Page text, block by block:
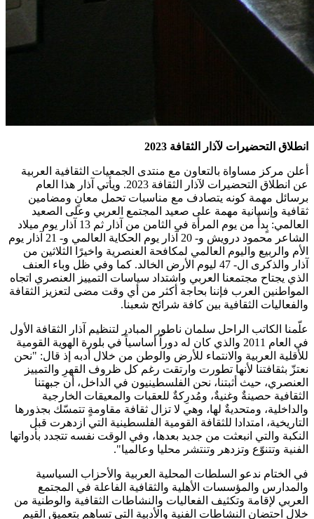
انطلاق التحضيرات لآذار الثقافة 2023
أعلن مركز مساواة بالتعاون مع منتدى الجمعيات الثقافية العربية
عن انطلاق التحضيرات لآذار الثقافة 2023. ويأتي آذار هذا العام
برسائل مهمة كونه يتصادف مع مناسبات تحمل معانٍ ومضامين
ثقافية وإنسانية مهمة على صعيد المجتمع العربي وعلى الصعيد
العالمي: بٍدأً من يوم المرأة في الثامن من آذار ثم 13 آذار يوم ميلاد
الشاعر محمود درويش و- 20 آذار يوم الحكاية العالمي و- 21 آذار يوم
الأم والربيع واليوم العالمي لمكافحة العنصرية واخيرًا الثلاثين من
آذار والذكرى ال- 47 ليوم الأرض الخالد. كما وفي ظل وباء العنف
الذي يجتاح مجتمعنا العربي واشتداد سياسات التمييز العنصري اتجاه
المواطنين العرب فإننا بحاجة أكثر من أي وقت مضى لتعزيز الثقافة
والفعاليات الثقافية بين كافة شرائح شعبنا.
علّمنا الكاتب الراحل سلمان ناطور المبادر لتنظيم آذار الثقافة الأول
في العام 2011 والذي كان له دوراً أساسياً في بلورة الهوية القومية
للأقلية العربية والانتماء للأرض والوطن من خلال أدبه إذ قال: "نحن
نعتزّ بثقافتنا لأنها تطورت وارتقت رغم كل ظروف القهرِ والتمييز
العنصري، حيث أثبتنا، نحن الفلسطينيون في الداخل، أن جبهتنا
الثقافية حصينةٌ وغنيةٌ، ومُدرِكةٌ للعقبات والمعيقات الخارجية
والداخلية، ومتحديةٌ لها، وهي لا تزال ثقافة مقاومةٍ تتمسّك بجذورها
التاريخية، امتدادا للثقافة القومية الفلسطينية التي ازدهرت قبل
النكبة والتي انبعثت من جديد بعدها، وفي الوقت نفسه تتجدد بأدواتها
الفنية وتتنوّع وتزدهر وتنتشر محليا وعالميا".
في الختام ندعو السلطات المحلية العربية والأحزاب السياسية
والمدارس والمؤسسات الأهلية والثقافية الفاعلة في المجتمع
العربي لإقامة وتكثيف الفعاليات والنشاطات الثقافية والوطنية من
خلال احتضان النشاطات الفنية والأدبية التي تساهم بتعميق القيم